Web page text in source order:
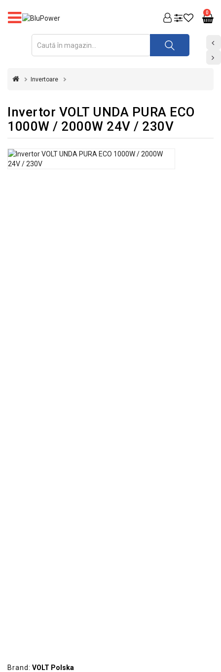
0
PRODUSE
FOTOVOLTAICE
INVERTOARE
&
STABILIZATOARE
Invertoare
Invertor VOLT UNDA PURA ECO
1000W / 2000W 24V / 230V
Brand: VOLT Polska